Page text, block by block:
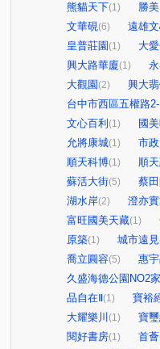
熊貓天下(1) 勝
文華硯(6) 遠雄
皇普莊園 (1) 大愛
興大路華廈(1)
大觀園 (2) 興大
台中市西區五權路
文心百利 (1) 國
允將康城(1) 市
順天科博(1) 順
蘇活大街(5) 蔡
湖水岸(2) 澄亦
富旺國美天藏(1)
原築(1) 城市遠見
喬立圓容(5) 惠
久盛海德公園NO2
品自在Ⅱ(1) 寶裕
大耀樂川 (1) 寶
閱好書房(1) 首薈